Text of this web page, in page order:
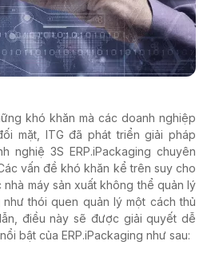
khó khăn mà các doanh nghiệp
mặt, ITG đã phát triển giải pháp
nghiệ 3S ERP.iPackaging chuyên
vấn đề khó khăn kể trên suy cho
máy sản xuất không thể quản lý
thói quen quản lý một cách thủ
điều này sẽ được giải quyết dễ
bật của ERP.iPackaging như sau: